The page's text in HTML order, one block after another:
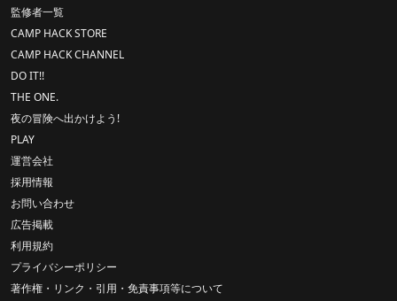
監修者一覧
CAMP HACK STORE
CAMP HACK CHANNEL
DO IT!!
THE ONE.
夜の冒険へ出かけよう!
PLAY
運営会社
採用情報
お問い合わせ
広告掲載
利用規約
プライバシーポリシー
著作権・リンク・引用・免責事項等について